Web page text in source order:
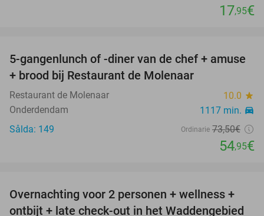
17,95€
25%
5-gangenlunch of -diner van de chef + amuse
+ brood bij Restaurant de Molenaar
Restaurant de Molenaar 10.0 star
Onderdendam 1117 min. directions_car
Sålda: 149 Ordinarie 73,50€
54,95€
66%
Overnachting voor 2 personen + wellness +
ontbijt + late check-out in het Waddengebied